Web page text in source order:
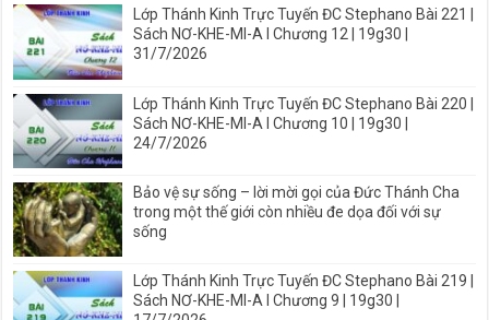
Lớp Thánh Kinh Trực Tuyến ĐC Stephano Bài 221 |
Sách NƠ-KHE-MI-A I Chương 12 | 19g30 |
31/7/2026
Lớp Thánh Kinh Trực Tuyến ĐC Stephano Bài 220 |
Sách NƠ-KHE-MI-A I Chương 10 | 19g30 |
24/7/2026
Bảo vệ sự sống – lời mời gọi của Đức Thánh Cha
trong một thế giới còn nhiều đe dọa đối với sự
sống
Lớp Thánh Kinh Trực Tuyến ĐC Stephano Bài 219 |
Sách NƠ-KHE-MI-A I Chương 9 | 19g30 |